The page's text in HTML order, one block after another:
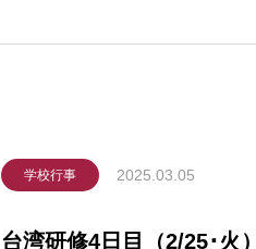
学校行事 2025.03.05
台湾研修4日目（2/25･火